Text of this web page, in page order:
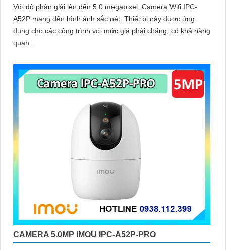
Với độ phân giải lên đến 5.0 megapixel, Camera Wifi IPC-
A52P mang đến hình ảnh sắc nét. Thiết bị này được ứng
dụng cho các công trình với mức giá phải chăng, có khả năng
quan...
CAMERA 5.0MP IMOU IPC-A52P-PRO